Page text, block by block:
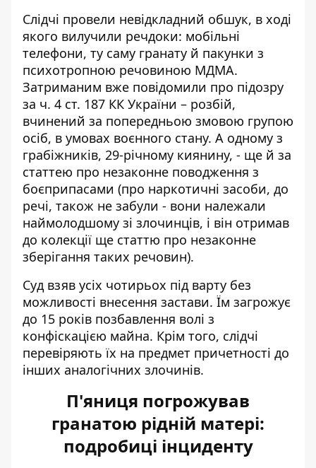
Слідчі провели невідкладний обшук, в ході
якого вилучили речдоки: мобільні
телефони, ту саму гранату й пакунки з
психотропною речовиною МДМА.
Затриманим вже повідомили про підозру
за ч. 4 ст. 187 КК України – розбій,
вчинений за попередньою змовою групою
осіб, в умовах воєнного стану. А одному з
грабіжників, 29-річному киянину, - ще й за
статтею про незаконне поводження з
боєприпасами (про наркотичні засоби, до
речі, також не забули - вони належали
наймолодшому зі злочинців, і він отримав
до колекції ще статтю про незаконне
зберігання таких речовин).
Суд взяв усіх чотирьох під варту без
можливості внесення застави. Їм загрожує
до 15 років позбавлення волі з
конфіскацією майна. Крім того, слідчі
перевіряють їх на предмет причетності до
інших аналогічних злочинів.
П'яниця погрожував
гранатою рідній матері:
подробиці інциденту